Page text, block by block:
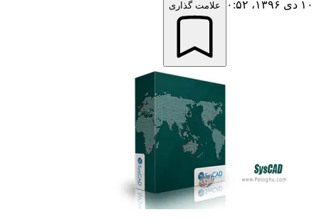
علامت گذاری